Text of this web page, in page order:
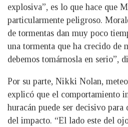
explosiva”, es lo que hace que
particularmente peligroso.
de tormentas dan muy poco
una tormenta que ha crecido de
debemos tomárnosla en serio”,
Por su parte, Nikki Nolan,
explicó que el comportamiento
huracán puede ser decisivo
del impacto. “El lado este del